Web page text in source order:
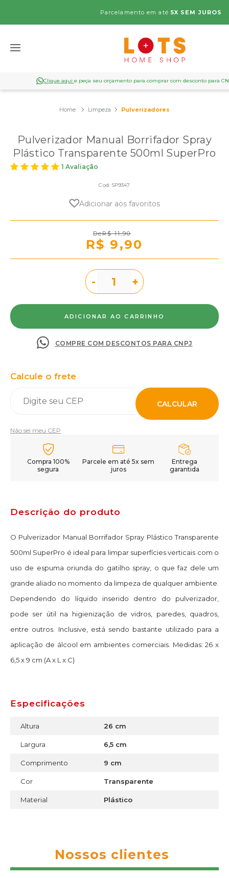
Parcelamento em até 5X SEM JUROS
Clique aqui e peça seu orçamento para comprar com desconto para
Limpeza Pulverizadores
Pulverizador Manual Borrifador Spray
Plástico Transparente 500ml SuperPro
1 Avaliação
Cod: SP9347
Adicionar aos favoritos
R$ 11,90
R$ 9,90
- +
COMPRE COM DESCONTOS PARA CNPJ
Calcule o frete
CALCULAR
Não sei meu CEP
Compra 100%
segura
Parcele em até 5x sem
juros
Entrega
garantida
Descrição do produto
O Pulverizador Manual Borrifador Spray Plástico Transparente
500ml SuperPro é ideal para limpar superfícies verticais com o
uso de espuma oriunda do gatilho spray, o que faz dele um
grande aliado no momento da limpeza de qualquer ambiente.
Dependendo do líquido inserido dentro do pulverizador,
pode ser útil na higienização de vidros, paredes, quadros,
entre outros. Inclusive, está sendo bastante utilizado para a
aplicação de álcool em ambientes comerciais. Medidas: 26 x
6,5 x 9 cm (A x L x C)
Especificações
Altura 26 cm
Largura 6,5 cm
Comprimento 9 cm
Cor Transparente
Material Plástico
Nossos clientes